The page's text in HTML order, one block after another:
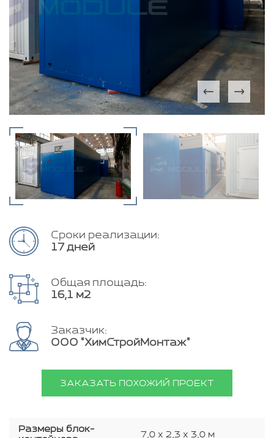
Сроки реализации:
17 дней
Общая площадь:
16,1 м2
Заказчик:
ООО "ХимСтройМонтаж"
ЗАКАЗАТЬ ПОХОЖИЙ ПРОЕКТ
Размеры блок-
7,0 х 2,3 х 3,0 м